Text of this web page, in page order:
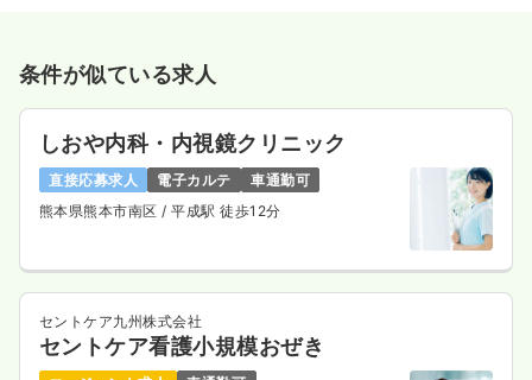
条件が似ている求人
しおや内科・内視鏡クリニック
直接応募求人 電子カルテ
車通勤可
熊本県熊本市南区 / 平成駅 徒歩12分
セントケア九州株式会社
セントケア看護小規模おぜき